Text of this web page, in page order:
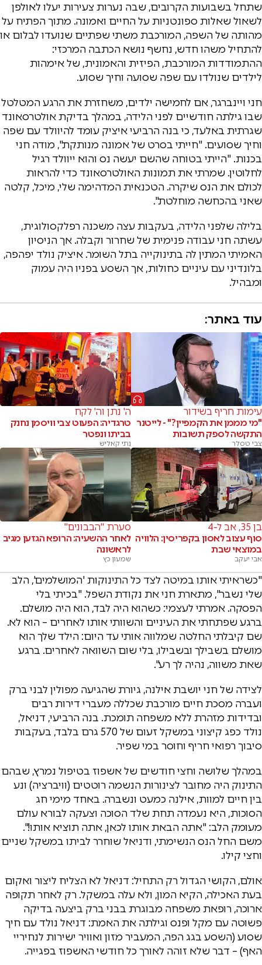
שתחל בשבועות הקרובים, שבה נערות צעירות יעלו לאולפן
לשאול שאלות ספונטניות על החיים ואמונה. מתוך הפתיח על
מהותה של השפה, המורכבת משתי שפתיים שנועדו לבלום או
להתחיל משהו חדש, נחשף נושא הכתבה המרכזי:
ההתמודדות המורכבת, הפיזית והאמונית, של אימהות
לילדים שנולדו עם שפה שסועה וחיך שסוע.
חני ויינברגר, אם לחמישה ילדים, משחזרת את הרגע המטלטל
שבו גילתה חודשיים לפני הלידה, במהלך בדיקת אולטרסאונד
שגרתית באלעד, כי בנה הרביעי איציק עומד להיוולד עם שפה
וחיך שסועים. "חייתי בסרט של אמונה מנותקת", מודה חני
בכנות. "הייתי בטוחה שהשם יעשה נס והוא ייוולד רגיל
לחלוטין. שמרתי את תמונות האולטרסאונד כדי להראות
לכולם את הנס שיקרה. הטכנאית המדהימה שלי, מיכל, קלטה
שאני בהכחשה מוחלטת".
בלילה שלפני הלידה, בעקבות עצה משכנה רפלקסולוגית,
עשתה חני עבודה פנימית של שחרור וקבלה. אך הניסיון
האמיתי המתין לה בתינוקייה בתל השומר. איציק נולד יפהפה,
בלונדיני עם עיניים כחולות, אך השסע בפניו היה עמוק
ומבהיל.
עוד באתר:
עימות חריף בשידור
"מי מממן את הקמפיין?" - לייטנר
התקשה לספק תשובות
צבי טסלר
ה' נתן וה' לקח
טרגדיה: הפעוט צבי וויסמן נחנק
בביתו ונפטר
נתי קאליש
בן 35, אב ל-4
סוף עצוב לאסון בקפריסין: הלוויה
במוצאי שבת
אבי יעקב
סערת "הבבונים"
לאחר ההשעיה: הרופא הגזען מגיב
לראשונה
שמעון כץ
"כשראיתי אותו במיטה לצד כל התינוקות 'המושלמים', הלב
שלי נשבר", מתארת חני את נקודת השפל. "בכיתי בלי
הפסקה. אמרתי לעצמי: כשהוא היה לבד, הוא היה מושלם.
ברגע שפתחתי את העיניים והשוותי אותו לאחרים – הוא לא.
שם קיבלתי החלטה שמלווה אותי עד היום: הילד שלך הוא
מושלם בשבילך ובשבילו, בלי שום השוואה לאחרים. ברגע
שאת משווה, נהיה לך רע".
לצידה של חני יושבת אילנה, גיורת שהגיעה מפולין לבני ברק
ועברה מסכת חיים מורכבת שכללה מעברי דירות רבים
ובדידות מזהרת ללא משפחה תומכת. בנה הרביעי, דניאל,
נולד כפג קיצוני במשקל זעום של 570 גרם בלבד, בעקבות
סיבוך רפואי חריף וחוסר במי שפיר.
במהלך שלושה וחצי חודשים של אשפוז בטיפול נמרץ, שבהם
התינוק היה מחובר לצינורות הנשמה רוטטים (וויברציה) ונע
בין חיים למוות, אילנה כמעט ונשברה. באחד מימי חג
הסוכות, היא נעמדה תחת שלד הסוכה וצעקה לבורא עולם
מעומק הלב: "אתה הבאת אותו לכאן, אתה תוציא אותו!".
משם החל הנס הנשימתי, ודניאל שוחרר לביתו במשקל שניים
וחצי קילו.
אולם, הקושי הגדול רק התחיל: דניאל לא הצליח ליצור ואקום
בעת האכילה, הקיא המון, ולא עלה במשקל. רק לאחר תקופה
ארוכה, רופאת משפחה מבוגרת בבני ברק ביצעה בדיקה
פשוטה עם מקל ופנס וגילתה את האמת: דניאל נולד עם חיך
שסוע (השסע בגג הפה, המעביר מזון ואוויר ישירות לנחיריי
האף) – דבר שלא זוהה לאורך כל חודשי האשפוז בפגייה.